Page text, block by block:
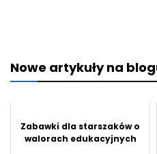
Nowe artykuły na
Zabawki dla starszaków o
walorach edukacyjnych